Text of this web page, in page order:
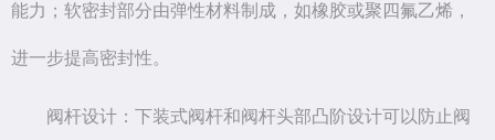
能力；软密封部分由弹性材料制成，如橡胶或聚四氟乙烯，
进一步提高密封性。
阀杆设计：下装式阀杆和阀杆头部凸阶设计可以防止阀